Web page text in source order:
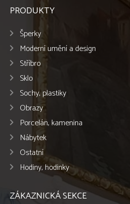
PRODUKTY
Šperky
Moderní umění a design
Stříbro
Sklo
Sochy, plastiky
Obrazy
Porcelán, kamenina
Nábytek
Ostatní
Hodiny, hodinky
ZÁKAZNICKÁ SEKCE